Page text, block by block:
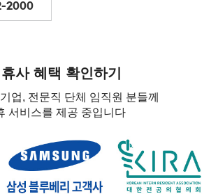
2000
사 혜택 확인하기
업, 전문직 단체 임직원 분들께
서비스를 제공 중입니다